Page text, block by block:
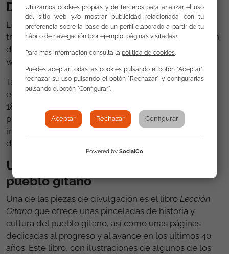
Difusión de la campaña en Europa
Los principales materiales de la campaña se han
traducido a inglés (cartel, folleto, libro y spot), se han
divulgado a través de Twitter, mailing y de la
web
También se difundió la campaña en el marco de la 4º
edición de la Romaweek, celebrada en Bruselas del
18 al 21 de marzo, y que reunió a representantes del
pueblo gitano, la sociedad civil, políticos e
institucionales, para debatir sobre la situación actual
de la comunidad gitana en Europa.
Un libro para conocer mejor al
pueblo gitano
Una de las piezas de divulgación es el libro Lección
Gitana que ofrece unas pinceladas de historia y
cultura del pueblo gitano, así como unas páginas
dedicadas al progreso y al avance en los últimos 40
años. Este libro, con ilustraciones de algunos de los
Utilizamos cookies propias y de terceros para analizar el uso
del sitio web y/o mostrar publicidad relacionada con tu
preferencia sobre la base de un perfil elaborado a partir de tu
hábito de navegación (por ejemplo, páginas visitadas).
Para más información consulta la política de cookies
Puedes aceptar todas las cookies pulsando el botón "Aceptar",
rechazar su uso pulsando el botón "Rechazar" y configurarlas
pulsando el botón "Configurar".
Aceptar Rechazar Configurar
Powered by SocialCo